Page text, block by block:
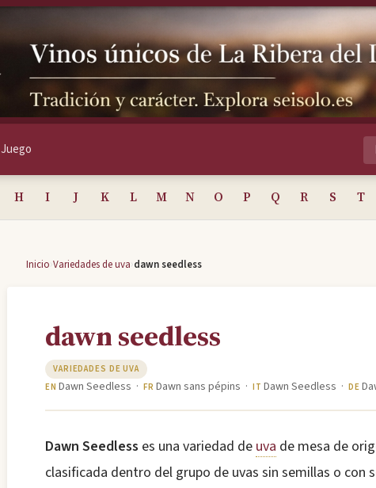
Juego
H I J K L M N O P Q R S T
Inicio›Variedades de uva›dawn seedless
dawn seedless
VARIEDADES DE UVA
EN Dawn Seedless ·FR Dawn sans pépins ·IT Dawn Seedless ·DE
Dawn Seedless es una variedad de uva de mesa de
clasificada dentro del grupo de uvas sin semillas o con